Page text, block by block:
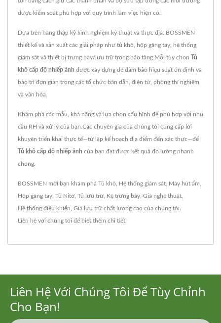
được kiểm soát phù hợp với quy trình làm việc hiện có.
Dựa trên hàng thập kỷ kinh nghiệm kỹ thuật và thực địa, BOSSMEN
thiết kế và sản xuất các giải pháp như tủ khô, hộp găng tay, hệ thống
giám sát và thiết bị trưng bày/lưu trữ trong bảo tàng.Mỗi tùy chọn Tủ
khô cấp độ nhiếp ảnh được xây dựng để đảm bảo hiệu suất ổn định và
bảo trì đơn giản trong các tổ chức bán dẫn, điện tử, phòng thí nghiệm
và văn hóa.
Khám phá các mẫu, khả năng và lựa chọn cấu hình để phù hợp với nhu
cầu RH và xử lý của bạn.Các chuyên gia của chúng tôi cung cấp lời
khuyên triển khai thực tế—từ lập kế hoạch địa điểm đến xác thực—để
Tủ khô cấp độ nhiếp ảnh của bạn đạt được kết quả đo lường nhanh
chóng.
BOSSMEN mời bạn khám phá Tủ khô Hệ thống giám sát Máy hút ẩm
Hộp găng tay Tủ Nitơ, Tủ lưu trữ Kệ trưng bày Giá nghệ thuật
Hệ thống điều khiển Giá lưu trữ chất lượng cao của chúng tôi.
Liên hệ với chúng tôi để biết thêm chi tiết!
Liên Hệ Với Chúng Tôi Để Tùy Chỉnh
Cho Bạn!